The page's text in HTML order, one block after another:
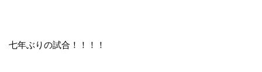
七年ぶりの試合！！！！